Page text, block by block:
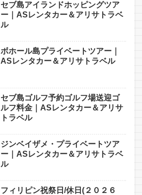
セブ島アイランドホッピングツア
ー｜ASレンタカー＆アリサトラベ
ル
ボホール島プライベートツアー｜
ASレンタカー＆アリサトラベル
セブ島ゴルフ予約ゴルフ場送迎ゴ
ルフ料金｜ASレンタカー＆アリサ
トラベル
ジンベイザメ・プライベートツア
ー｜ASレンタカー＆アリサトラベ
ル
フィリピン祝祭日/休日(２０２６